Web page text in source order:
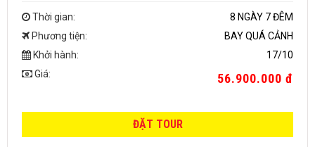
Thời gian:
8 NGÀY 7 ĐÊM
Phương tiện:
BAY QUÁ CẢNH
Khởi hành:
17/10
Giá:
56.900.000 đ
ĐẶT TOUR